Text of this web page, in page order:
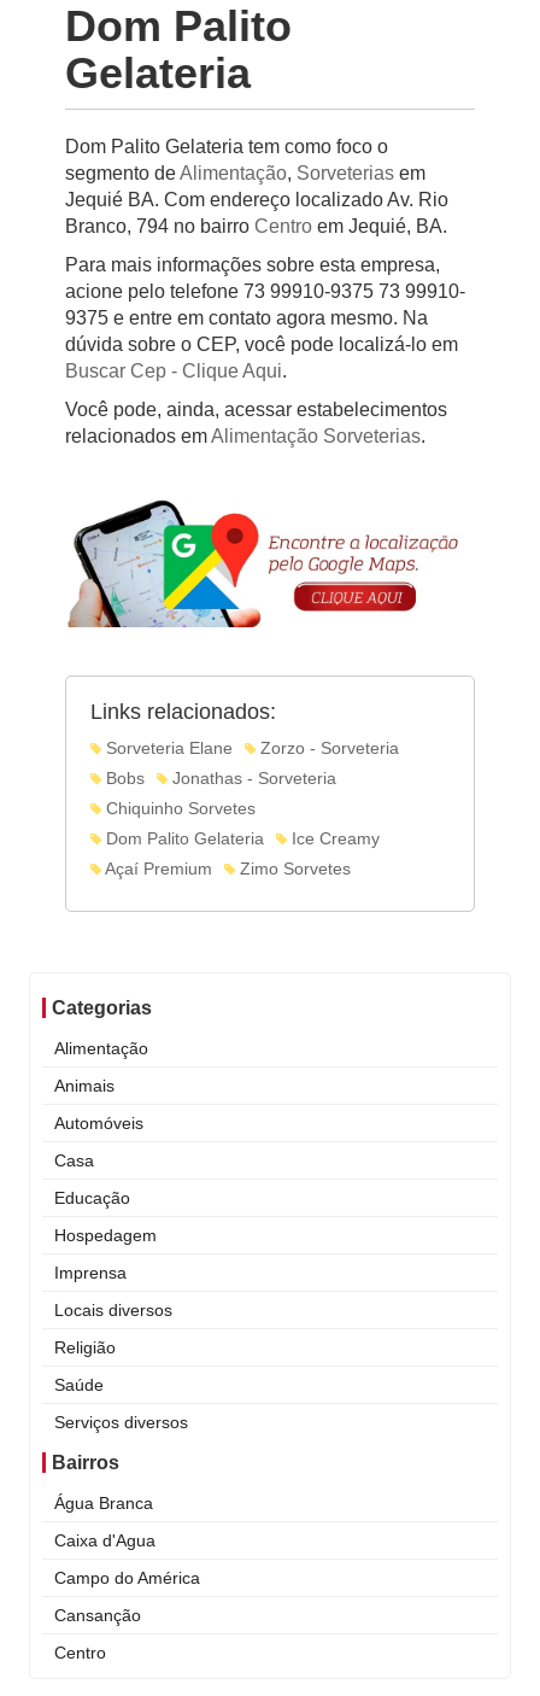
Dom Palito
Gelateria
Dom Palito Gelateria tem como foco o
segmento deAlimentação, Sorveteriasem
Jequié BA. Com endereço localizado Av. Rio
Branco, 794 no bairro Centro em Jequié, BA.
Para mais informações sobre esta empresa,
acione pelo telefone 73 99910-9375 73 99910-
9375 e entre em contato agora mesmo. Na
dúvida sobre o CEP, você pode localizá-lo em
Buscar Cep - Clique Aqui.
Você pode, ainda, acessar estabelecimentos
relacionados emAlimentação Sorveterias.
Links relacionados:
Sorveteria Elane
Zorzo - Sorveteria
Bobs
Jonathas - Sorveteria
Chiquinho Sorvetes
Dom Palito Gelateria
Ice Creamy
Açaí Premium
Zimo Sorvetes
Categorias
Alimentação
Animais
Automóveis
Casa
Educação
Hospedagem
Imprensa
Locais diversos
Religião
Saúde
Serviços diversos
Bairros
Água Branca
Caixa d'Agua
Campo do América
Cansanção
Centro